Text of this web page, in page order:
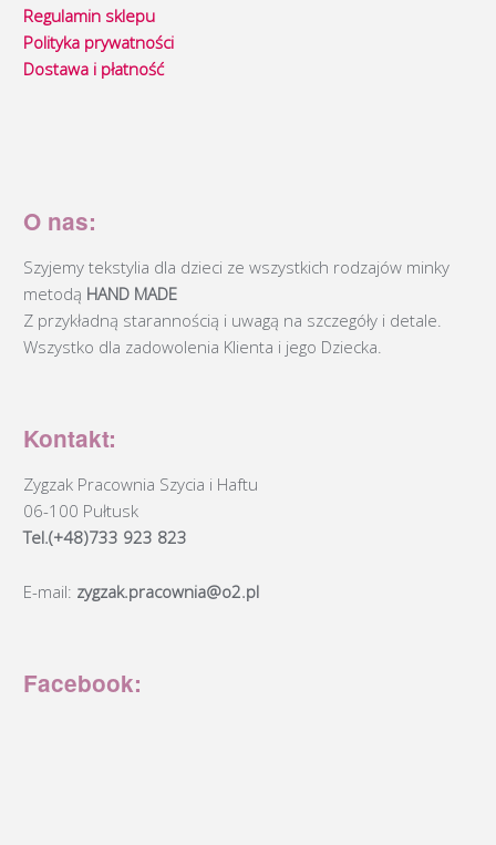
Regulamin sklepu
Polityka prywatności
Dostawa i płatność
O nas:
Szyjemy tekstylia dla dzieci ze wszystkich rodzajów minky
metodą HAND MADE
Z przykładną starannością i uwagą na szczegóły i detale.
Wszystko dla zadowolenia Klienta i jego Dziecka.
Kontakt:
Zygzak Pracownia Szycia i Haftu
06-100 Pułtusk
Tel.(+48)733 923 823
E-mail: zygzak.pracownia@o2.pl
Facebook: